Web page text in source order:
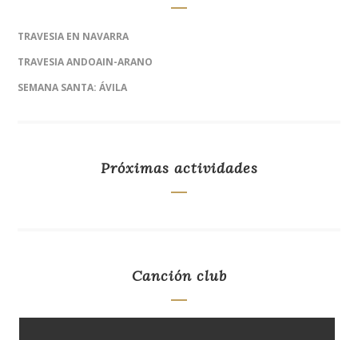
TRAVESIA EN NAVARRA
TRAVESIA ANDOAIN-ARANO
SEMANA SANTA: ÁVILA
Próximas actividades
Canción club